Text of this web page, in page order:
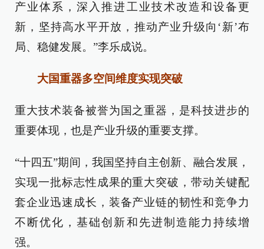
产业体系，深入推进工业技术改造和设备更
新，坚持高水平开放，推动产业升级向‘新’布
局、稳健发展。”李乐成说。
大国重器多空间维度实现突破
重大技术装备被誉为国之重器，是科技进步的
重要体现，也是产业升级的重要支撑。
“十四五”期间，我国坚持自主创新、融合发展，
实现一批标志性成果的重大突破，带动关键配
套企业迅速成长，装备产业链的韧性和竞争力
不断优化，基础创新和先进制造能力持续增
强。